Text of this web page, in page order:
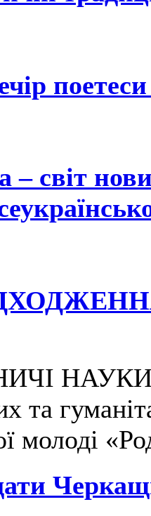
– світ
НАУКИ
та
молоді